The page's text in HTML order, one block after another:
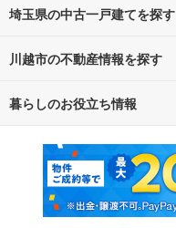
埼玉県の中古一戸建てを探す
路線・駅から探す
通勤・通学時間から探す
川越市の不動産情報を探す
不動産・住宅
新築マンション
新築一戸建て
暮らしのお役立ち情報
マンションカタログ